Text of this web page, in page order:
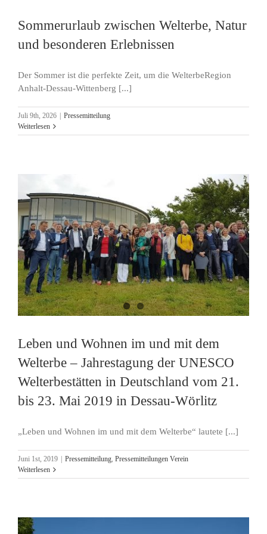
Sommerurlaub zwischen Welterbe, Natur
und besonderen Erlebnissen
Der Sommer ist die perfekte Zeit, um die WelterbeRegion
Anhalt-Dessau-Wittenberg [...]
Juli 9th, 2026
Pressemitteilung
Weiterlesen
Leben und Wohnen im und mit dem
Welterbe – Jahrestagung der UNESCO
Welterbestätten in Deutschland vom 21.
bis 23. Mai 2019 in Dessau-Wörlitz
„Leben und Wohnen im und mit dem Welterbe“ lautete [...]
Juni 1st, 2019 Pressemitteilung, Pressemitteilungen Verein
Weiterlesen